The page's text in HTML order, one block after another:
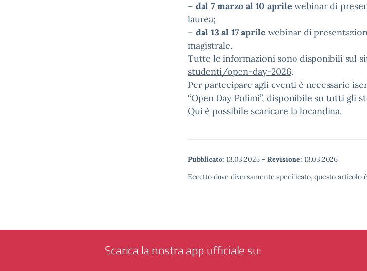
– dal 7 marzo al 10 aprile webinar di
laurea;
– dal 13 al 17 aprile webinar di
magistrale.
Tutte le informazioni sono disponibili sul
studenti/open-day-2026.
Per partecipare agli eventi è necessario
“Open Day Polimi”, disponibile su tutti gli
Qui è possibile scaricare la locandina.
Pubblicato: 13.03.2026 - Revisione: 13.03.2026
Eccetto dove diversamente specificato, questo
Scarica la nostra app ufficiale su: